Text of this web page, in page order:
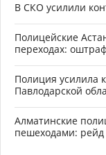
В СКО усилили
Полицейские
переходах:
Полиция усилила
Павлодарской
Алматинские
пешеходами: